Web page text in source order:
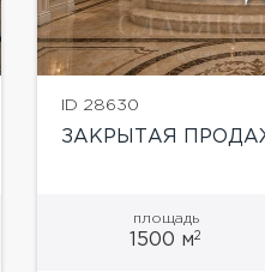
ID 28630
ЗАКРЫТАЯ
площадь
1500 м2